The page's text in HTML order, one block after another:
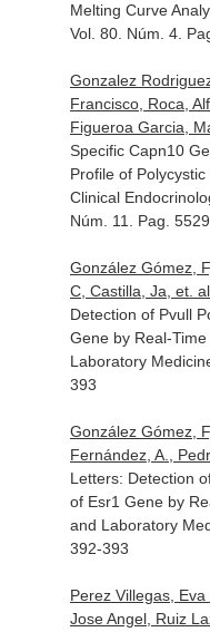
Melting Curve
Vol. 80. Núm. 4.
Gonzalez
Francisco, Roca,
Figueroa Garcia,
Specific Capn10
Profile of Polycystic
Clinical
Núm. 11. Pag.
González Gómez,
C, Castilla, Ja, et.
Detection of Pvull
Gene by Real-Time
Laboratory
393
González Gómez,
Fernández, A.,
Letters: Detection
of Esr1 Gene by
and Laboratory
392-393
Perez Villegas,
Jose Angel, Ruiz